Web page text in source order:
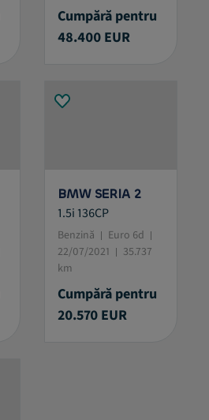
Cumpără pentru
48.400 EUR
BMW SERIA 2
1.5i 136CP
Benzină
Euro 6d
22/07/2021
35.737
km
Cumpără pentru
20.570 EUR